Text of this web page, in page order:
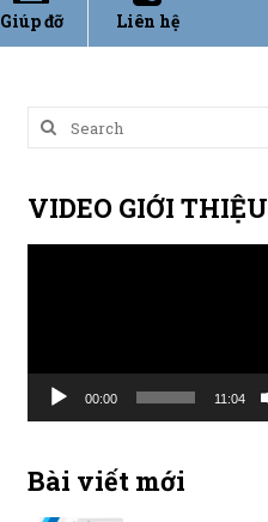
Giúp đỡ Liên hệ
Search
for:
VIDEO GIỚI THIỆU
00:00 11:04
Bài viết mới